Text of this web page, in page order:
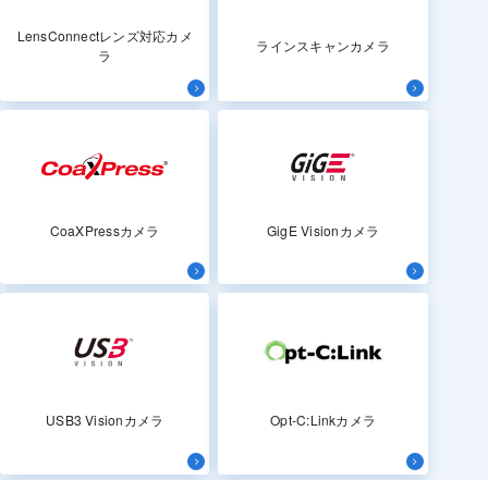
LensConnectレンズ対応カメ
ラ
ラインスキャンカメラ
CoaXPressカメラ GigE Visionカメラ
USB3 Visionカメラ Opt-C:Linkカメラ